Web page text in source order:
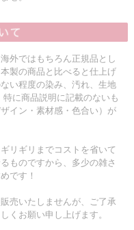
外ではもちろん正規品とし
製の商品と比べると仕上げ
い程度の染み、汚れ、生地
に商品説明に記載のないも
イン・素材感・色合い）が
リギリまでコストを省いて
ものですから、多少の雑さ
です！
売いたしませんが、ご了承
くお願い申し上げます。